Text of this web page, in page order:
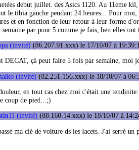
debut juillet. des Asics 1120. Au 11eme
le tibia gauche pendant 24 heures... Pour moi,
et en fonction de leur retour à leur forme
par pour 5 comme je fais, ben elles ont
(invité) (86.207.91.xxx) le 17/10/07 à
DECAT, çà peut faire 5 fois par semaine, moi
(invité) (82.251.156.xxx) le 18/10/07 à
en tout cas chez moi c'était une
coup de pied...;)
(invité) (88.160.14.xxx) le 18/10/07 à
ma clé de voiture ds les lacets. J'ai serré